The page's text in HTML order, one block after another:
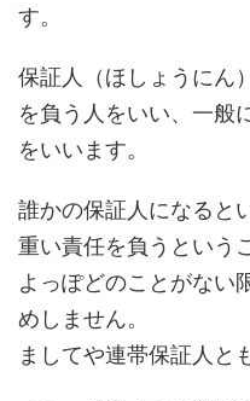
す。
保証人（ほしょうにん
を負う人をいい、一般
をいいます。
誰かの保証人になると
重い責任を負うという
よっぽどのことがない
めしません。
ましてや連帯保証人と